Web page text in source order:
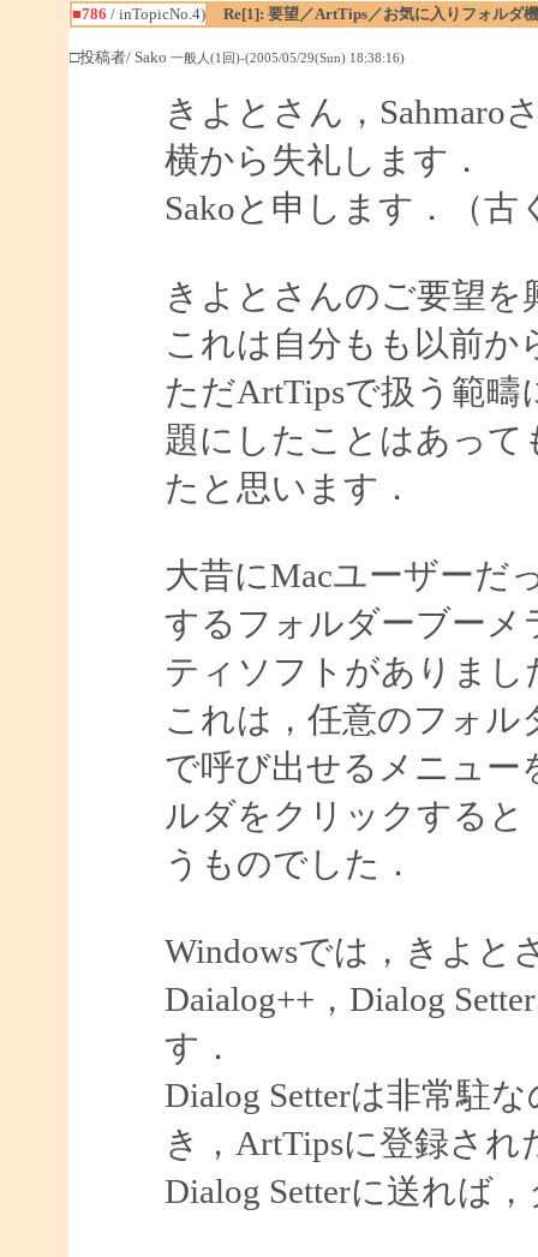
■786 / inTopicNo.4) Re[1]: 要望／ArtTips／お気に入りフォルダ
□投稿者/ Sako 一般人(1回)-(2005/05/29(Sun) 18:38:16)
きよとさん，Sahmaro
横から失礼します．
Sakoと申します．（
きよとさんのご要望を
これは自分もも以前か
ただArtTipsで扱う範
題にしたことはあっ
たと思います．
大昔にMacユーザーだ
するフォルダーブーメ
ティソフトがありまし
これは，任意のフォ
で呼び出せるメニュー
ルダをクリックする
うものでした．
Windowsでは，きよと
Daialog++，Dialog
す．
Dialog Setterは非常駐
き，ArtTipsに登録さ
Dialog Setterに送れば